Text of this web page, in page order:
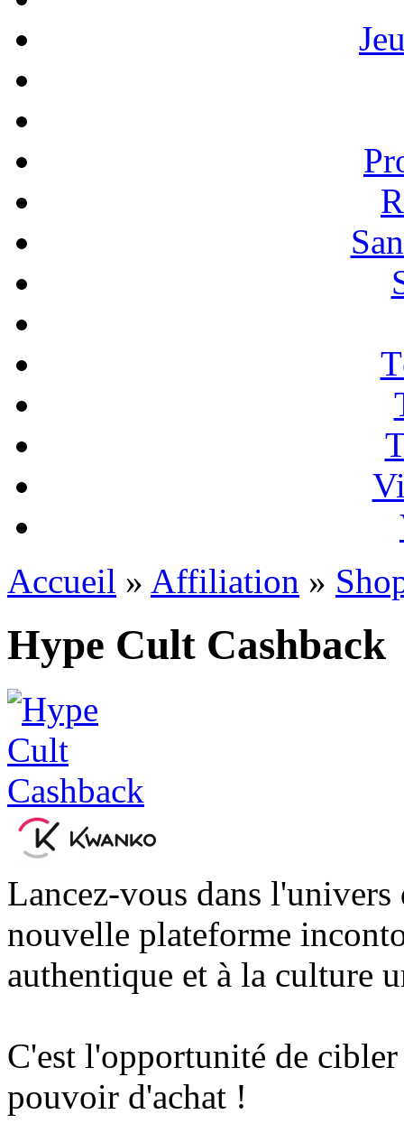
Accueil » Affiliation »
Hype Cult Cashback
Lancez-vous dans
nouvelle plateforme
authentique et à la culture
C'est l'opportunité de
pouvoir d'achat !